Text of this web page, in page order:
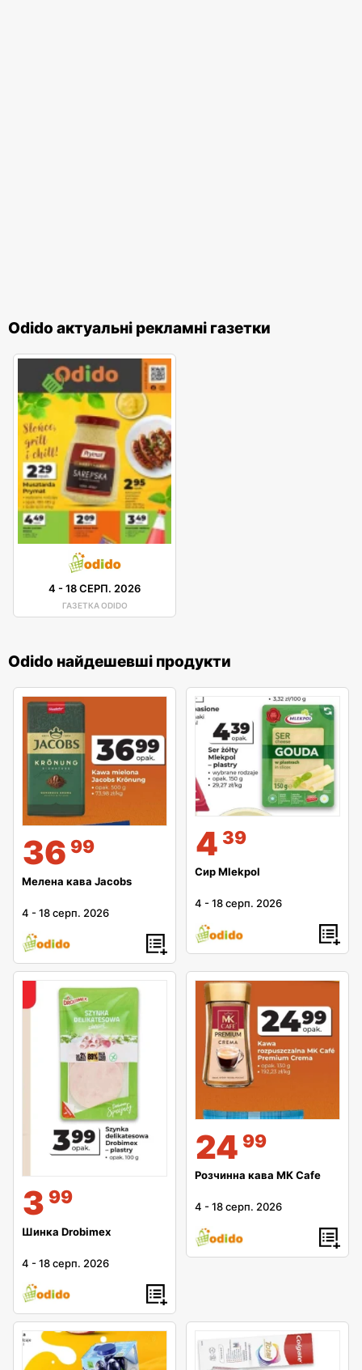
Odido актуальні рекламні газетки
4 -18 СЕРП. 2026
ГАЗЕТКА ODIDO
Odido найдешевші продукти
36 99
Мелена кава Jacobs
4 -18 серп. 2026
4 39
Сир Mlekpol
4 -18 серп. 2026
3 99
Шинка Drobimex
4 -18 серп. 2026
24 99
Розчинна кава MK Cafe
4 -18 серп. 2026